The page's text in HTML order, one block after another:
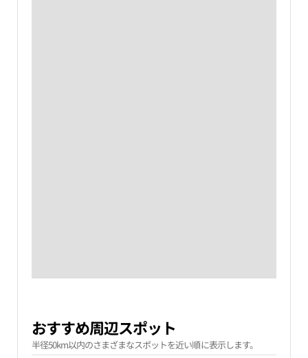
おすすめ周辺スポット
半径50km以内のさまざまなスポットを近い順に表示します。